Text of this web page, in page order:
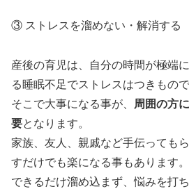
③ ストレスを溜めない・解消する
産後の育児は、自分の時間が極端
る睡眠不足でストレスはつきもので
そこで大事になる事が、
周囲の方
要となります。
家族、友人、親戚など手伝っても
すだけでも楽になる事もあります。
できるだけ溜め込まず、悩みを打